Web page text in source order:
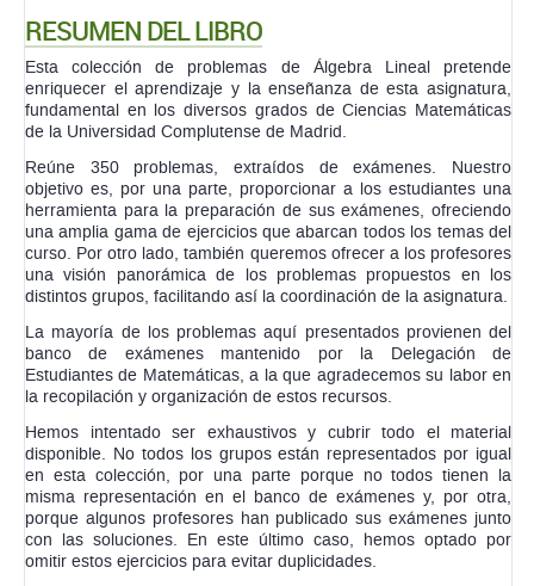
RESUMEN DEL LIBRO
Esta colección de problemas de Álgebra Lineal pretende
enriquecer el aprendizaje y la enseñanza de esta asignatura,
fundamental en los diversos grados de Ciencias Matemáticas
de la Universidad Complutense de Madrid.
Reúne 350 problemas, extraídos de exámenes. Nuestro
objetivo es, por una parte, proporcionar a los estudiantes una
herramienta para la preparación de sus exámenes, ofreciendo
una amplia gama de ejercicios que abarcan todos los temas del
curso. Por otro lado, también queremos ofrecer a los profesores
una visión panorámica de los problemas propuestos en los
distintos grupos, facilitando así la coordinación de la asignatura.
La mayoría de los problemas aquí presentados provienen del
banco de exámenes mantenido por la Delegación de
Estudiantes de Matemáticas, a la que agradecemos su labor en
la recopilación y organización de estos recursos.
Hemos intentado ser exhaustivos y cubrir todo el material
disponible. No todos los grupos están representados por igual
en esta colección, por una parte porque no todos tienen la
misma representación en el banco de exámenes y, por otra,
porque algunos profesores han publicado sus exámenes junto
con las soluciones. En este último caso, hemos optado por
omitir estos ejercicios para evitar duplicidades.